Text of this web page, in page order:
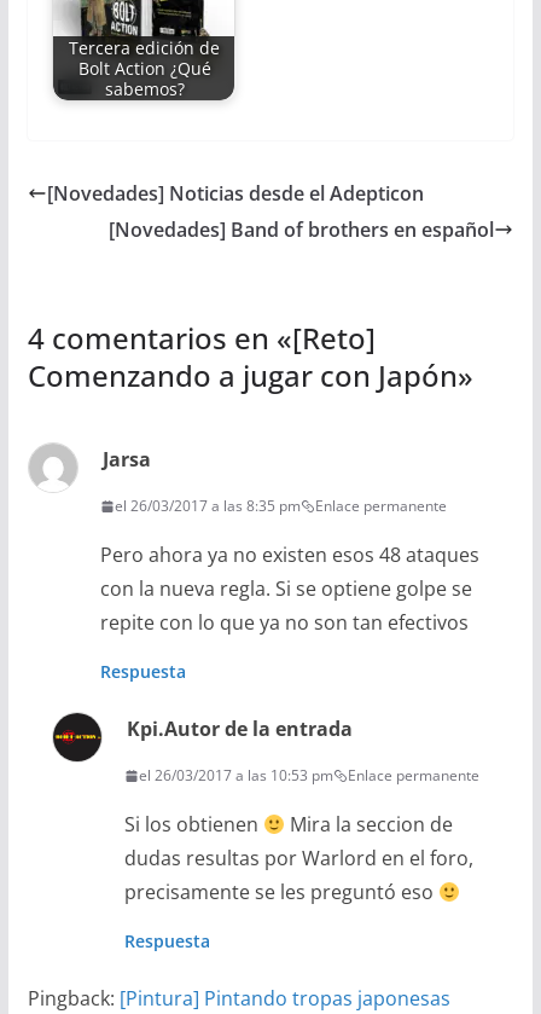
Tercera edición de
Bolt Action ¿Qué
sabemos?
[Novedades] Noticias desde el Adepticon
[Novedades] Band of brothers en español
4 comentarios en «[Reto]
Comenzando a jugar con Japón»
Jarsa
el 26/03/2017 a las 8:35 pm Enlace permanente
Pero ahora ya no existen esos 48 ataques
con la nueva regla. Si se optiene golpe se
repite con lo que ya no son tan efectivos
Respuesta
Kpi.Autor de la entrada
el 26/03/2017 a las 10:53 pm Enlace permanente
Si los obtienen
Mira la seccion de
dudas resultas por Warlord en el foro,
precisamente se les preguntó eso
Respuesta
Pingback: [Pintura] Pintando tropas japonesas